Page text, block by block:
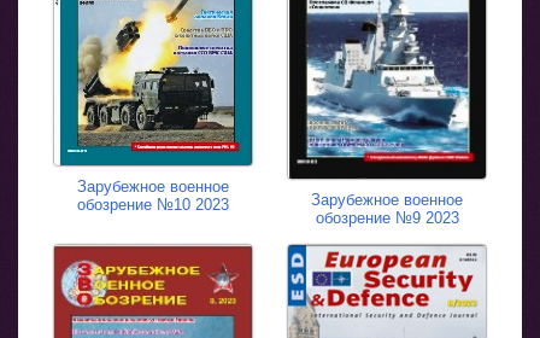
Зарубежное военное
обозрение №10 2023
Зарубежное военное
обозрение №9 2023